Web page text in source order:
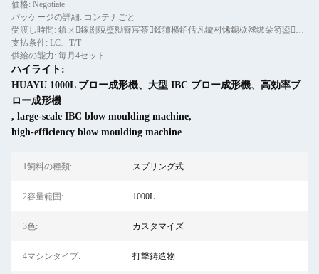
価格: Negotiate
パッケージの詳細: コンテナごと
受渡し時間: 鎮ㄨ鎵剧殑璧勬簮宸茶鍒犻櫎銆佸凡鏇村悕鎴栨殏鏃朵笉鍙敤銆
支払条件: LC、T/T
供給の能力: 毎月4セット
ハイライト:
HUAYU 1000L ブロー成形機、大型 IBC ブロー成形機、高効率ブ
ロー成形機
, large-scale IBC blow moulding machine,
high-efficiency blow moulding machine
1飼料の種類: スプリング式
2容量範囲: 1000L
3色: カスタマイズ
4マシンタイプ: 打撃鋳造物